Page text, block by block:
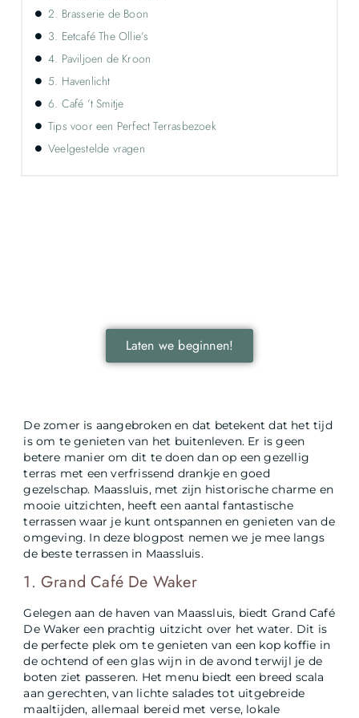
De zomer is aangebroken en dat betekent dat het tijd
is om te genieten van het buitenleven. Er is geen
betere manier om dit te doen dan op een gezellig
terras met een verfrissend drankje en goed
gezelschap. Maassluis, met zijn historische charme en
mooie uitzichten, heeft een aantal fantastische
terrassen waar je kunt ontspannen en genieten van de
omgeving. In deze blogpost nemen we je mee langs
de beste terrassen in Maassluis.
1. Grand Café De Waker
Gelegen aan de haven van Maassluis, biedt Grand Café
De Waker een prachtig uitzicht over het water. Dit is
de perfecte plek om te genieten van een kop koffie in
de ochtend of een glas wijn in de avond terwijl je de
boten ziet passeren. Het menu biedt een breed scala
aan gerechten, van lichte salades tot uitgebreide
maaltijden, allemaal bereid met verse, lokale
2. Brasserie de Boon
3. Eetcafé The Ollie’s
4. Paviljoen de Kroon
5. Havenlicht
6. Café ’t Smitje
Tips voor een Perfect Terrasbezoek
Veelgestelde vragen
Laten we beginnen!